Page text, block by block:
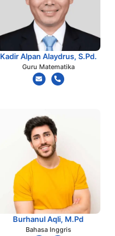
Kadir Alpan Alaydrus, S.Pd.
Guru Matematika
Burhanul Aqli, M.Pd
Bahasa Inggris